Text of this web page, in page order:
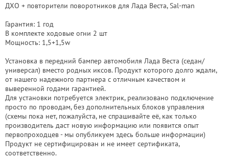
ДХО + повторители поворотников для Лада Веста, Sal-man
Гарантия: 1 год
В комплекте ходовые огни 2 шт
Мощность: 1,5+1,5w
Установка в передний бампер автомобиля Лада Веста (седан/
универсал) вместо родных иксов. Продукт которого долго ждали,
от нашего надежного партнера с отличным качеством и
выверенной годами гарантией.
Для установки потребуется электрик, реализовано подключение
просто по проводам, без дополнительных блоков управления
(схемы пока нет, пожалуйста, не спрашивайте её, как только
производитель даст новую информацию или появится опыт
первопроходцев - мы опубликуем здесь больше информации)
Продукт не сертифицирован и не имеет сертификата,
соответственно.